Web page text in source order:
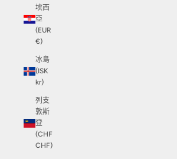
埃西
亞
(EUR
€)
冰島
(ISK
kr)
列支
敦斯
登
(CHF
CHF)